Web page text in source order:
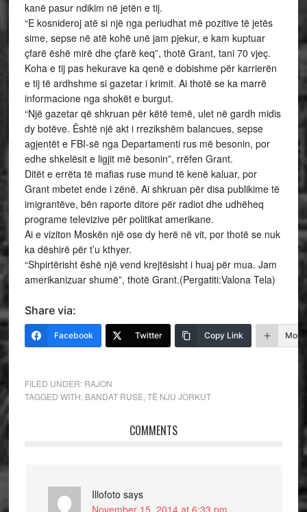
kanë pasur ndikim në jetën e tij.
“E kosnideroj atë si një nga periudhat më pozitive të jetës
sime, sepse në atë kohë unë jam pjekur, e kam kuptuar
çfarë ëshë mirë dhe çfarë keq”, thotë Grant, tani 70 vjeç.
Koha e tij pas hekurave ka qenë e dobishme për karrierën
e tij të ardhshme si gazetar i krimit. Ai thotë se ka marrë
informacione nga shokët e burgut.
“Një gazetar që shkruan për këtë temë, ulet në gardh midis
dy botëve. Është një akt i rrezikshëm balancues, sepse
agjentët e FBI-së nga Departamenti rus më besonin, por
edhe shkelësit e ligjit më besonin”, rrëfen Grant.
Ditët e errëta të mafias ruse mund të kenë kaluar, por
Grant mbetet ende i zënë. Ai shkruan për disa publikime të
imigrantëve, bën raporte ditore për radiot dhe udhëheq
programe televizive për politikat amerikane.
Ai e viziton Moskën një ose dy herë në vit, por thotë se nuk
ka dëshirë për t’u kthyer.
“Shpirtërisht ëshë një vend krejtësisht i huaj për mua. Jam
amerikanizuar shumë”, thotë Grant.(Pergatiti:Valona Tela)
Share via:
Facebook Twitter Copy Link More
FILED UNDER: RAJON
TAGGED WITH: BANDAT RUSE TË NJU JORKUT
COMMENTS
Illofoto says
November 15, 2014 at 6:33 pm